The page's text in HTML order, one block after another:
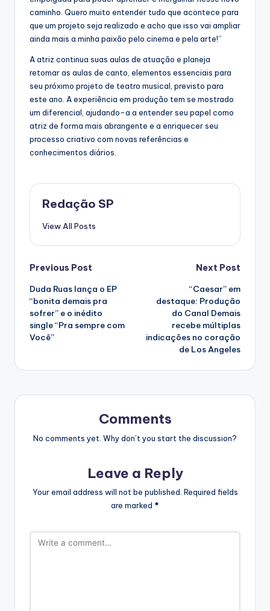
caminho. Quero muito entender tudo que acontece para
que um projeto seja realizado e acho que isso vai ampliar
ainda mais a minha paixão pelo cinema e pela arte!”
A atriz continua suas aulas de atuação e planeja
retomar as aulas de canto, elementos essenciais para
seu próximo projeto de teatro musical, previsto para
este ano. A experiência em produção tem se mostrado
um diferencial, ajudando-a a entender seu papel como
atriz de forma mais abrangente e a enriquecer seu
processo criativo com novas referências e
conhecimentos diários.
Redação SP
View All Posts
Post
navigation
Previous Post
Duda Ruas lança o EP
“bonita demais pra
sofrer” e o inédito
single “Pra sempre com
Você”
Next Post
“Caesar” em
destaque: Produção
do Canal Demais
recebe múltiplas
indicações no coração
de Los Angeles
Comments
No comments yet. Why don’t you start the discussion?
Leave a Reply
Your email address will not be published. Required fields
are marked *